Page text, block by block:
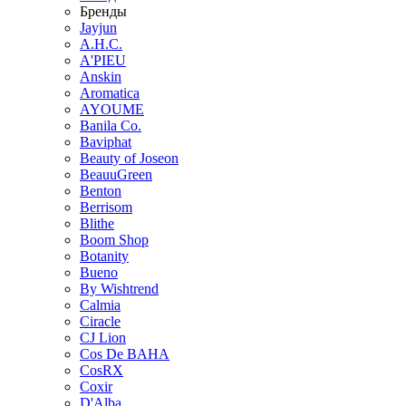
Бренды
Jayjun
A.H.C.
A'PIEU
Anskin
Aromatica
AYOUME
Banila Co.
Baviphat
Beauty of Joseon
BeauuGreen
Benton
Berrisom
Blithe
Boom Shop
Botanity
Bueno
By Wishtrend
Calmia
Ciracle
CJ Lion
Cos De BAHA
CosRX
Coxir
D'Alba